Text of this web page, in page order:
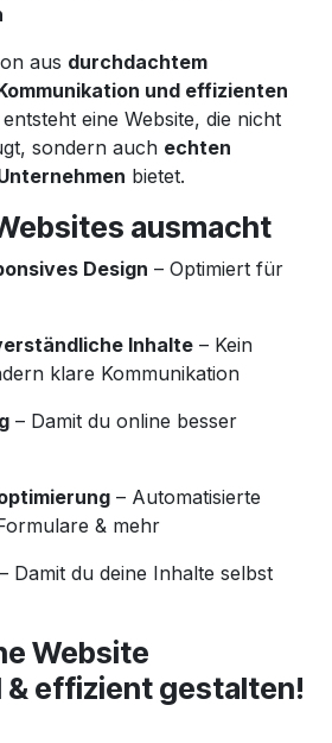
aus durchdachtem
und effizienten
entsteht eine Website, die nicht
sondern auch echten
bietet.
ausmacht
Design – Optimiert für
Inhalte – Kein
klare Kommunikation
– Damit du online besser
– Automatisierte
& mehr
– Damit du deine Inhalte selbst
Website
effizient gestalten!